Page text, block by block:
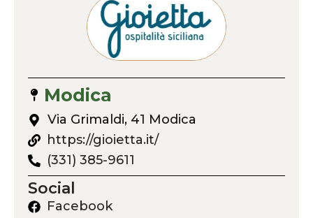
Modica
Via Grimaldi, 41 Modica
https://gioietta.it/
(331) 385-9611
Social
Facebook